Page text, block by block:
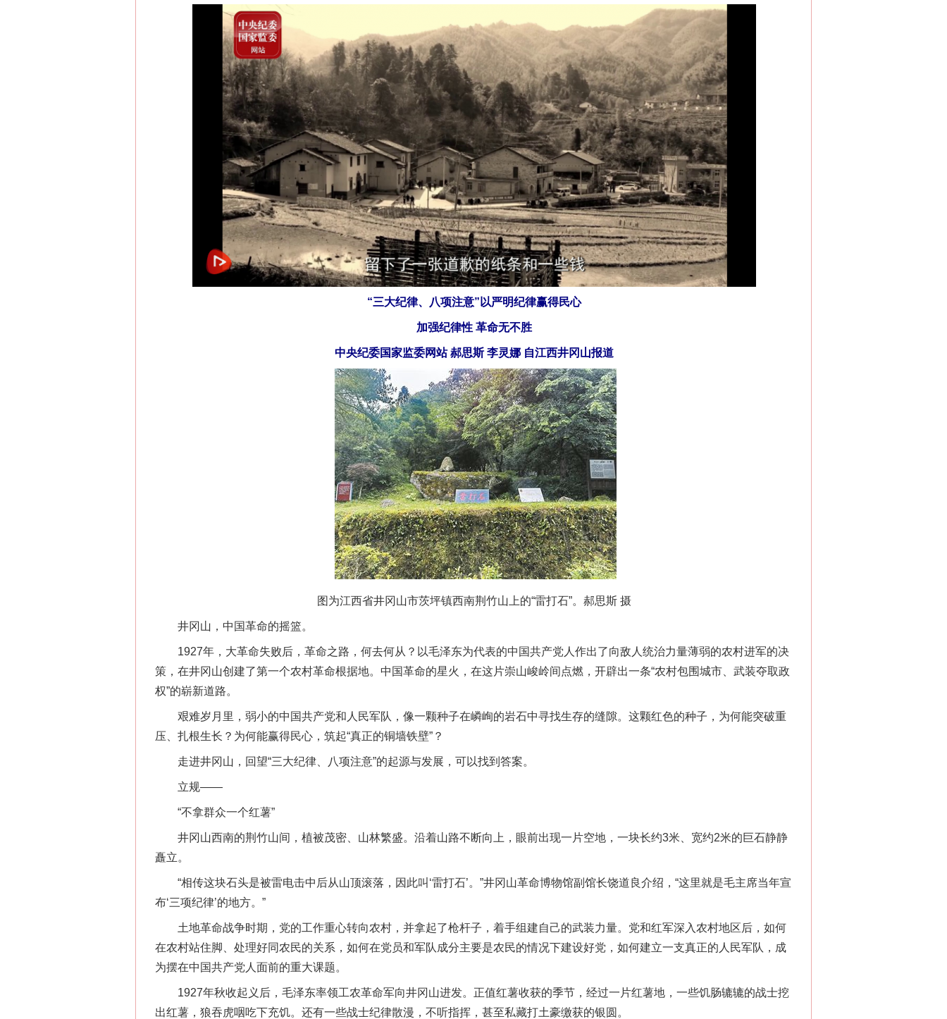
“三大纪律、八项注意”以严明纪律赢得民心
加强纪律性 革命无不胜
中央纪委国家监委网站 郝思斯 李灵娜 自江西井冈山报道
图为江西省井冈山市茨坪镇西南荆竹山上的“雷打石”。郝思斯 摄
井冈山，中国革命的摇篮。
1927年，大革命失败后，革命之路，何去何从？以毛泽东为代表的中国共产党人作出了向敌人统治力量薄弱的农村进军的决
策，在井冈山创建了第一个农村革命根据地。中国革命的星火，在这片崇山峻岭间点燃，开辟出一条“农村包围城市、武装夺取政
权”的崭新道路。
艰难岁月里，弱小的中国共产党和人民军队，像一颗种子在嶙峋的岩石中寻找生存的缝隙。这颗红色的种子，为何能突破重
压、扎根生长？为何能赢得民心，筑起“真正的铜墙铁壁”？
走进井冈山，回望“三大纪律、八项注意”的起源与发展，可以找到答案。
立规——
“不拿群众一个红薯”
井冈山西南的荆竹山间，植被茂密、山林繁盛。沿着山路不断向上，眼前出现一片空地，一块长约3米、宽约2米的巨石静静
矗立。
“相传这块石头是被雷电击中后从山顶滚落，因此叫‘雷打石’。”井冈山革命博物馆副馆长饶道良介绍，“这里就是毛主席当年宣
布‘三项纪律’的地方。”
土地革命战争时期，党的工作重心转向农村，并拿起了枪杆子，着手组建自己的武装力量。党和红军深入农村地区后，如何
在农村站住脚、处理好同农民的关系，如何在党员和军队成分主要是农民的情况下建设好党，如何建立一支真正的人民军队，成
为摆在中国共产党人面前的重大课题。
1927年秋收起义后，毛泽东率领工农革命军向井冈山进发。正值红薯收获的季节，经过一片红薯地，一些饥肠辘辘的战士挖
出红薯，狼吞虎咽吃下充饥。还有一些战士纪律散漫，不听指挥，甚至私藏打土豪缴获的银圆。